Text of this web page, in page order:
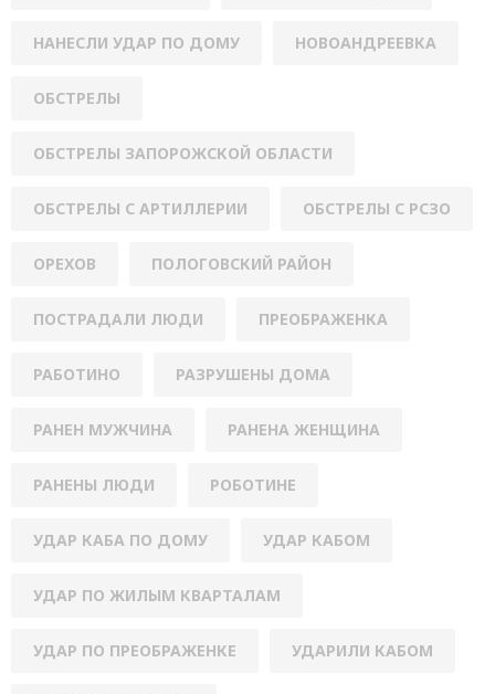
НАНЕСЛИ УДАР ПО ДОМУ НОВОАНДРЕЕВКА
ОБСТРЕЛЫ
ОБСТРЕЛЫ ЗАПОРОЖСКОЙ ОБЛАСТИ
ОБСТРЕЛЫ С АРТИЛЛЕРИИ ОБСТРЕЛЫ С РСЗО
ОРЕХОВ ПОЛОГОВСКИЙ РАЙОН
ПОСТРАДАЛИ ЛЮДИ ПРЕОБРАЖЕНКА
РАБОТИНО РАЗРУШЕНЫ ДОМА
РАНЕН МУЖЧИНА РАНЕНА ЖЕНЩИНА
РАНЕНЫ ЛЮДИ РОБОТИНЕ
УДАР КАБА ПО ДОМУ УДАР КАБОМ
УДАР ПО ЖИЛЫМ КВАРТАЛАМ
УДАР ПО ПРЕОБРАЖЕНКЕ УДАРИЛИ КАБОМ